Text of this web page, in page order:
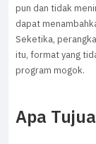
pun dan tidak
dapat
Seketika,
itu, format yang
program mogok.
Apa